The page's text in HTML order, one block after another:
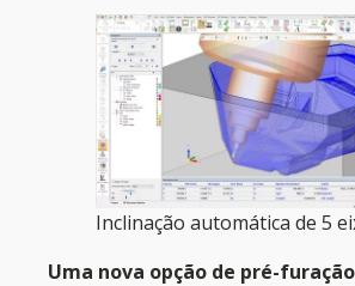
Inclinação automática de 5
Uma nova opção de pré-